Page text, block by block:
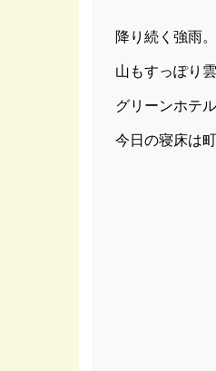
降り続く強雨。
山もすっぽり
グリーンホテ
今日の寝床は